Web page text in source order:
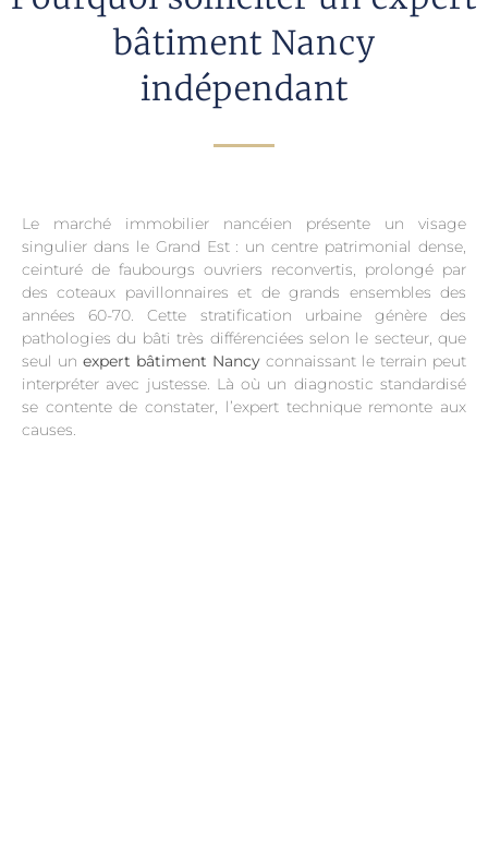
bâtiment Nancy
indépendant
Le marché immobilier nancéien présente un visage
singulier dans le Grand Est : un centre patrimonial dense,
ceinturé de faubourgs ouvriers reconvertis, prolongé par
des coteaux pavillonnaires et de grands ensembles des
années 60-70. Cette stratification urbaine génère des
pathologies du bâti très différenciées selon le secteur, que
seul un expert bâtiment Nancy connaissant le terrain peut
interpréter avec justesse. Là où un diagnostic standardisé
se contente de constater, l’expert technique remonte aux
causes.